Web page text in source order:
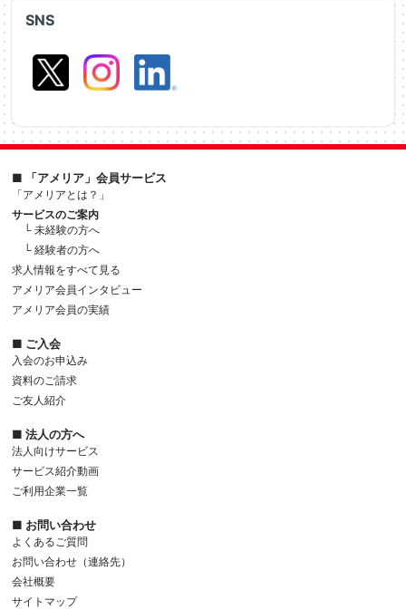
SNS
■ 「アメリア」会員サービス
「アメリアとは？」
サービスのご案内
└ 未経験の方へ
└ 経験者の方へ
求人情報をすべて見る
アメリア会員インタビュー
アメリア会員の実績
■ ご入会
入会のお申込み
資料のご請求
ご友人紹介
■ 法人の方へ
法人向けサービス
サービス紹介動画
ご利用企業一覧
■ お問い合わせ
よくあるご質問
お問い合わせ（連絡先）
会社概要
サイトマップ